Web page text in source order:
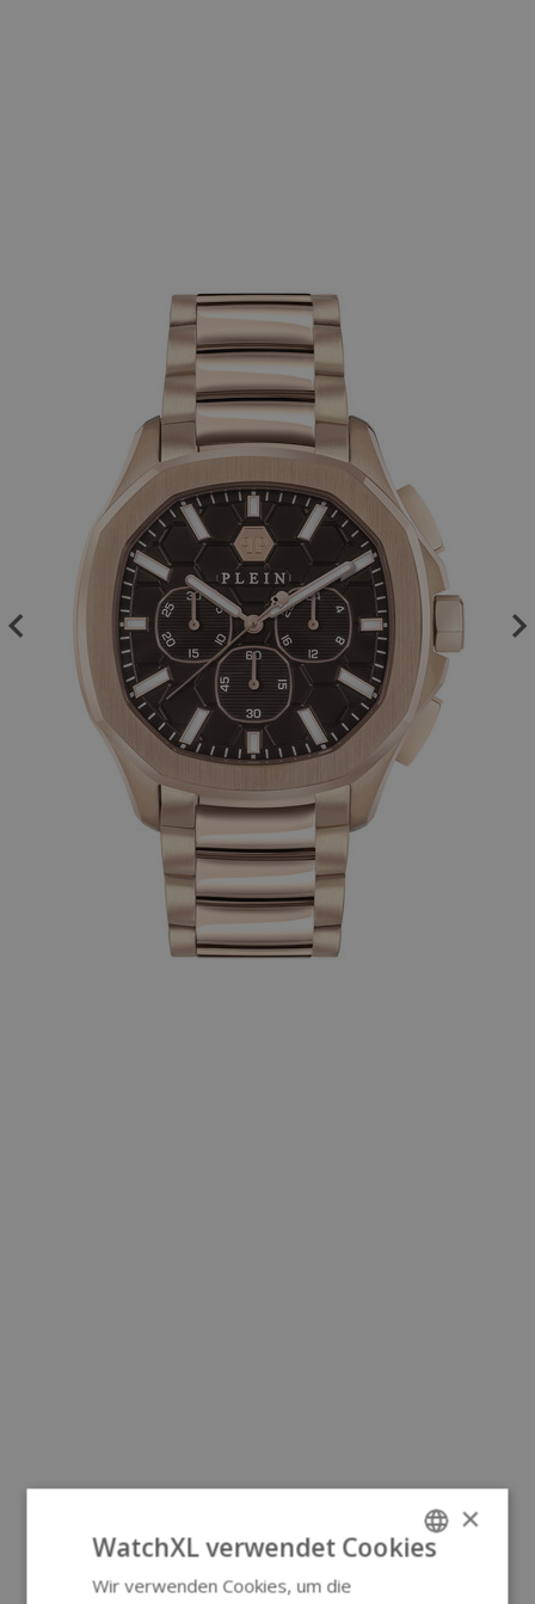
×
WatchXL verwendet Cookies
Wir verwenden Cookies, um die